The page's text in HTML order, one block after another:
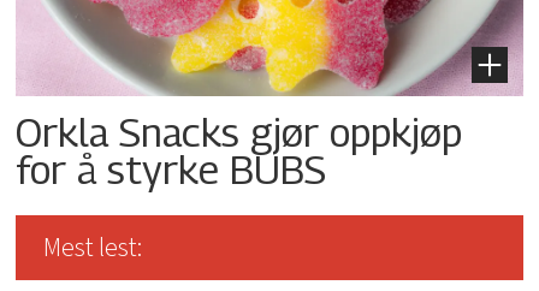
Orkla Snacks gjør oppkjøp
for å styrke BUBS
Mest lest: